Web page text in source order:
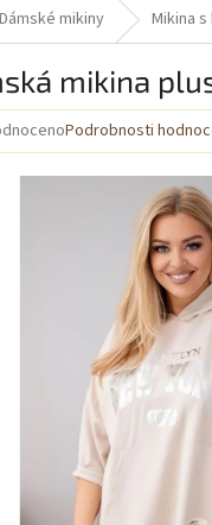
Dámské mikiny Mikina
mikina
Podrobnosti